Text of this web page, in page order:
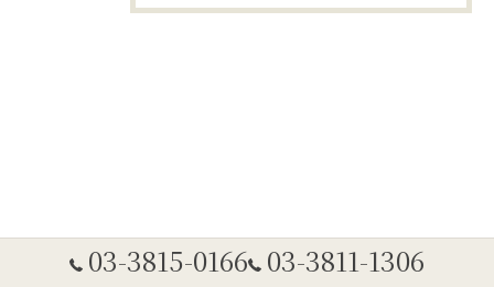
03-3815-0166 03-3811-1306